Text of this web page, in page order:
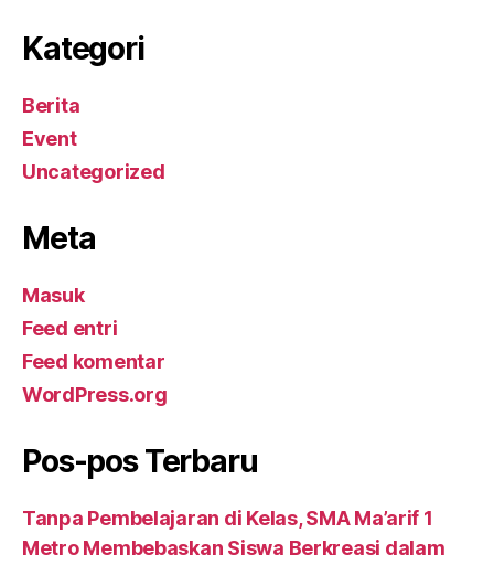
Kategori
Berita
Event
Uncategorized
Meta
Masuk
Feed entri
Feed komentar
WordPress.org
Pos-pos Terbaru
Tanpa Pembelajaran di Kelas, SMA Ma’arif 1
Metro Membebaskan Siswa Berkreasi dalam